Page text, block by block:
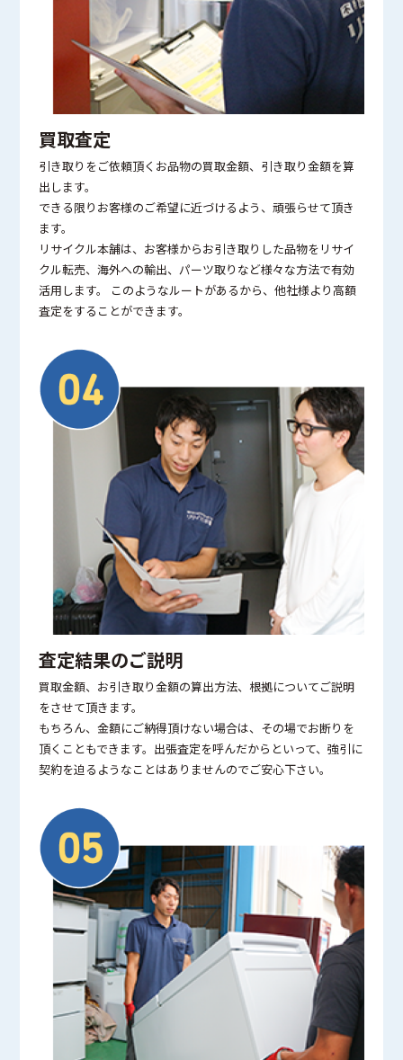
買取査定
引き取りをご依頼頂くお品物の買取金額、引き取り金額を算
出します。
できる限りお客様のご希望に近づけるよう、頑張らせて頂き
ます。
リサイクル本舗は、お客様からお引き取りした品物をリサイ
クル転売、海外への輸出、パーツ取りなど様々な方法で有効
活用します。 このようなルートがあるから、他社様より高額
査定をすることができます。
査定結果のご説明
買取金額、お引き取り金額の算出方法、根拠についてご説明
をさせて頂きます。
もちろん、金額にご納得頂けない場合は、その場でお断りを
頂くこともできます。出張査定を呼んだからといって、強引に
契約を迫るようなことはありませんのでご安心下さい。